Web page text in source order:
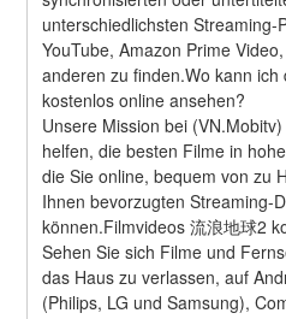
unterschiedlichsten Streaming-
YouTube, Amazon Prime
anderen zu finden.Wo kann ich
kostenlos online ansehen?
Unsere Mission bei
helfen, die besten Filme in
die Sie online, bequem von zu
Ihnen bevorzugten Streaming-
können.Filmvideos 流浪地球2
Sehen Sie sich Filme und
das Haus zu verlassen, auf
(Philips, LG und Samsung),